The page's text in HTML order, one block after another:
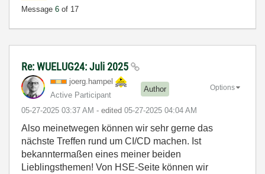
Message 6 of 17
Re: WUELUG24: Juli 2025
joerg.hampel
Active Participant
Author
‎05-27-2025 03:37 AM - edited ‎05-27-2025 04:04 AM
Options
Also meinetwegen können wir sehr gerne das
nächste Treffen rund um CI/CD machen. Ist
bekanntermaßen eines meiner beiden
Lieblingsthemen! Von HSE-Seite können wir